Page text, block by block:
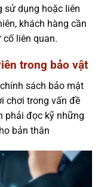
sử dụng hoặc liên
khách hàng cần
liên quan.
trong bảo vật
sách bảo mật
chơi trong vấn đề
phải đọc kỹ những
bản thân